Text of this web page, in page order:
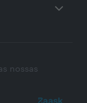
nossas